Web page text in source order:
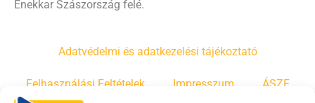
Énekkar Szászország felé.
Adatvédelmi és adatkezelési tájékoztató
Felhasználási Feltételek Impresszum ÁSZF